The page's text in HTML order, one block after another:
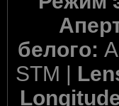
белого:
STM |